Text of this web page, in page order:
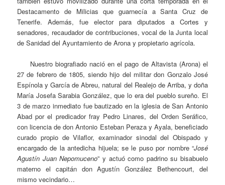
Destacamento de Milicias que guarnecía a Santa Cruz de
Tenerife. Además, fue elector para diputados a Cortes y
senadores, recaudador de contribuciones, vocal de la Junta local
de Sanidad del Ayuntamiento de Arona y propietario agrícola.
Nuestro biografiado nació en el pago de Altavista (Arona) el
27 de febrero de 1805, siendo hijo del militar don Gonzalo José
Espínola y García de Abreu, natural del Realejo de Arriba, y doña
María Josefa Sarabia González, que lo era del pueblo sureño. El
3 de marzo inmediato fue bautizado en la iglesia de San Antonio
Abad por el predicador fray Pedro Linares, del Orden Seráfico,
con licencia de don Antonio Esteban Peraza y Ayala, beneficiado
curado propio de Vilaflor, examinador sinodal del Obispado y
encargado de la antedicha hijuela; se le puso por nombre “José
Agustín Juan Nepomuceno” y actuó como padrino su bisabuelo
materno el capitán don Agustín González Bethencourt, del
mismo vecindario…